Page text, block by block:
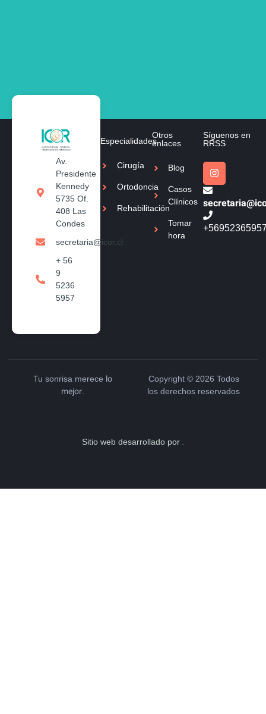
Av.
Presidente
Kennedy
5735 Of.
408 Las
Condes
secretaria@icor.cl
+ 56
9
5236
5957
Especialidades
Cirugía
Ortodoncia
Rehabilitación
Otros
enlaces
Blog
Casos
Clínicos
Tomar
hora
Síguenos en
RRSS
Tu sonrisa merece lo
mejor.
Copyright © 2026 Todos
los derechos reservados
Sitio web desarrollado por